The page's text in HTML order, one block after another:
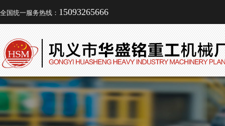
全国统一服务热线： 15093265666